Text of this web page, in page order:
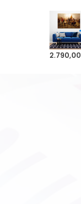
2.790,00